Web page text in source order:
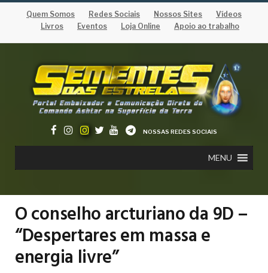
Quem Somos Redes Sociais Nossos Sites
Vídeos
Livros
Eventos Loja Online Apoio ao trabalho
NOSSAS REDES SOCIAIS
MENU
O conselho arcturiano da 9D –
“Despertares em massa e
energia livre”